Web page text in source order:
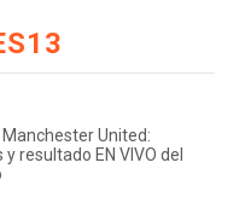
Manchester United:
resultado EN VIVO del